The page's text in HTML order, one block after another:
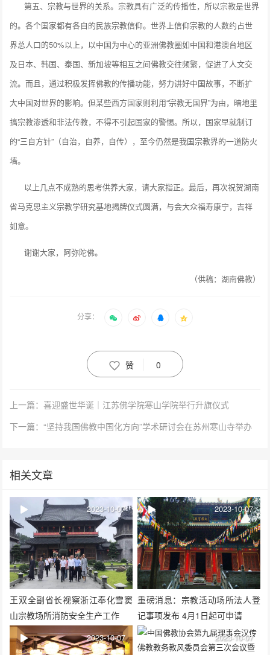
第五、宗教与世界的关系。宗教具有广泛的传播性，所以宗教是世界
的。各个国家都有各自的民族宗教信仰。世界上信仰宗教的人数约占世
界总人口的50%以上，以中国为中心的亚洲佛教圈如中国和港澳台地区
及日本、韩国、泰国、新加坡等相互之间佛教交往频繁，促进了人文交
流。而且，通过积极发挥佛教的传播功能，努力讲好中国故事，不断扩
大中国对世界的影响。但某些西方国家则利用“宗教无国界”为由，暗地里
搞宗教渗透和非法传教，不得不引起国家的警惕。所以，国家早就制订
的“三自方针”（自治，自养，自传），至今仍然是我国宗教界的一道防火
墙。
以上几点不成熟的思考供养大家，请大家指正。最后，再次祝贺湖南
省马克思主义宗教学研究基地揭牌仪式圆满，与会大众福寿康宁，吉祥
如意。
谢谢大家，阿弥陀佛。
（供稿：湖南佛教）
分享：
赞 0
上一篇：喜迎盛世华诞｜江苏佛学院寒山学院举行升旗仪式
下一篇：“坚持我国佛教中国化方向”学术研讨会在苏州寒山寺举办
相关文章
王双全副省长视察浙江奉化雪窦
山宗教场所消防安全生产工作
2023-10-07
重磅消息：宗教活动场所法人登
记事项发布 4月1日起可申请
2023-10-07
2023-10-07 2023-10-07